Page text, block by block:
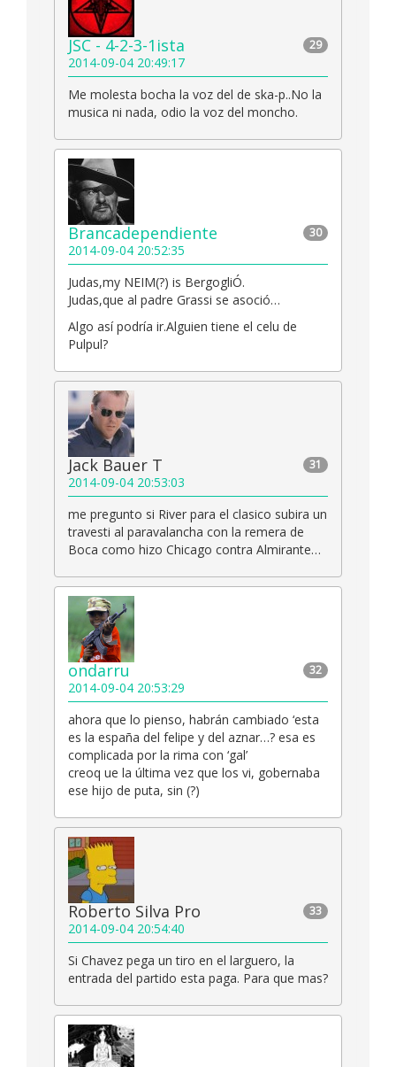
29
JSC - 4-2-3-1ista
2014-09-04 20:49:17
Me molesta bocha la voz del de ska-p..No la
musica ni nada, odio la voz del moncho.
30
Brancadependiente
2014-09-04 20:52:35
Judas,my NEIM(?) is BergogliÓ.
Judas,que al padre Grassi se asoció…
Algo así podría ir.Alguien tiene el celu de
Pulpul?
31
Jack Bauer T
2014-09-04 20:53:03
me pregunto si River para el clasico subira un
travesti al paravalancha con la remera de
Boca como hizo Chicago contra Almirante…
32
ondarru
2014-09-04 20:53:29
ahora que lo pienso, habrán cambiado ‘esta
es la españa del felipe y del aznar…? esa es
complicada por la rima con ‘gal’
creoq ue la última vez que los vi, gobernaba
ese hijo de puta, sin (?)
33
Roberto Silva Pro
2014-09-04 20:54:40
Si Chavez pega un tiro en el larguero, la
entrada del partido esta paga. Para que mas?